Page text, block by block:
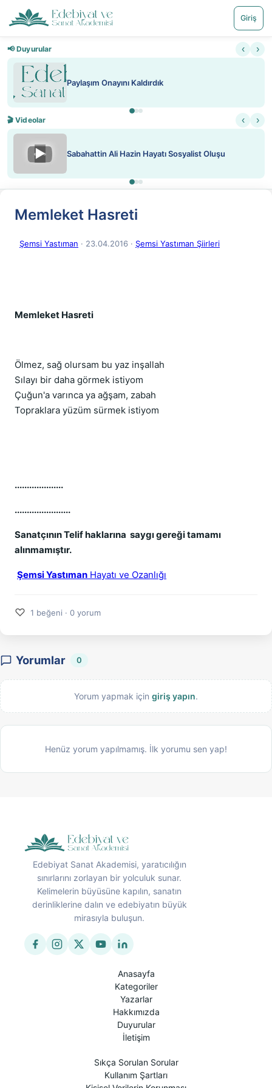
Giriş
📢 Duyurular ‹ ›
Paylaşım Onayını Kaldırdık
🎬 Videolar ‹ ›
▶ Sabahattin Ali Hazin Hayatı Sosyalist Oluşu
Memleket Hasreti
Şemsi Yastıman · 23.04.2016 · Şemsi Yastıman Şiirleri
Memleket Hasreti
Ölmez, sağ olursam bu yaz inşallah
Sılayı bir daha görmek istiyom
Çuğun'a varınca ya ağşam, zabah
Topraklara yüzüm sürmek istiyom
....................
.......................
Sanatçının Telif haklarına saygı gereği tamamı
alınmamıştır.
Şemsi Yastıman Hayatı ve Ozanlığı
♡ 1 beğeni · 0 yorum
Yorumlar 0
Yorum yapmak için giriş yapın.
Henüz yorum yapılmamış. İlk yorumu sen yap!
Edebiyat Sanat Akademisi, yaratıcılığın
sınırlarını zorlayan bir yolculuk sunar.
Kelimelerin büyüsüne kapılın, sanatın
derinliklerine dalın ve edebiyatın büyük
mirasıyla buluşun.
Anasayfa
Kategoriler
Yazarlar
Hakkımızda
Duyurular
İletişim
Sıkça Sorulan Sorular
Kullanım Şartları